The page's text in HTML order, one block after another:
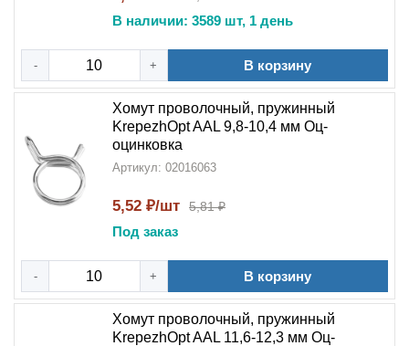
В наличии: 3589 шт, 1 день
- + В корзину
Хомут проволочный, пружинный
KrepezhOpt AAL 9,8-10,4 мм Оц-
оцинковка
Артикул: 02016063
5,52 ₽/шт 5,81 ₽
Под заказ
- + В корзину
Хомут проволочный, пружинный
KrepezhOpt AAL 11,6-12,3 мм Оц-